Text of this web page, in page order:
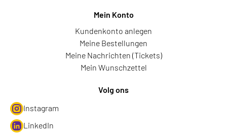
Mein Konto
Kundenkonto anlegen
Meine Bestellungen
Meine Nachrichten (Tickets)
Mein Wunschzettel
Volg ons
Instagram
LinkedIn